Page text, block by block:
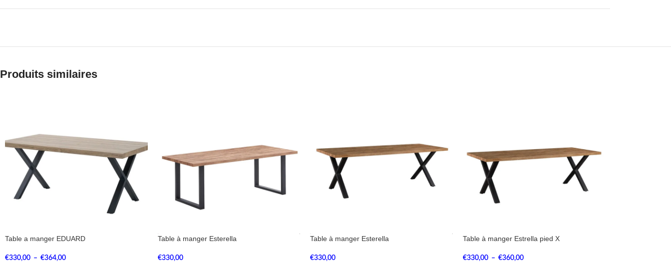
Produits similaires
Table a manger EDUARD
€330,00 – €364,00
Table à manger Esterella
€330,00
Table à manger Esterella
€330,00
Table à manger Estrella pied X
€330,00 – €360,00